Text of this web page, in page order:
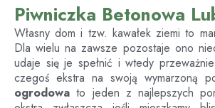
Piwniczka Betonowa
Własny dom i tzw. kawałek ziemi to
Dla wielu na zawsze pozostaje ono
udaje się je spełnić i wtedy
czegoś ekstra na swoją wymarzoną
ogrodowa to jeden z najlepszych